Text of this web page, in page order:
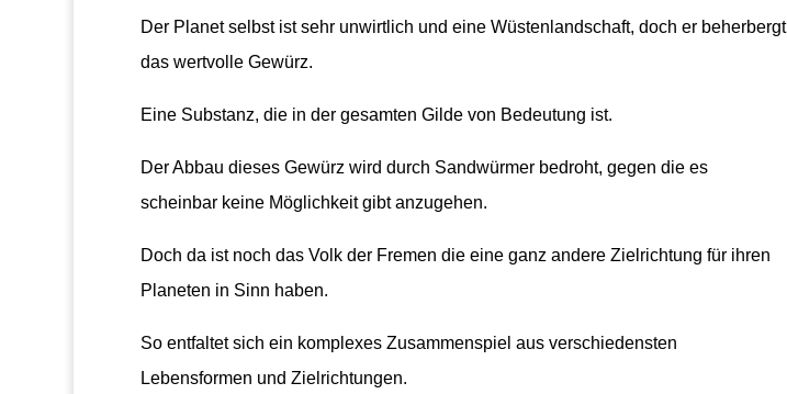
Der Planet selbst ist sehr unwirtlich und eine Wüstenlandschaft, doch er beherbergt
das wertvolle Gewürz.
Eine Substanz, die in der gesamten Gilde von Bedeutung ist.
Der Abbau dieses Gewürz wird durch Sandwürmer bedroht, gegen die es
scheinbar keine Möglichkeit gibt anzugehen.
Doch da ist noch das Volk der Fremen die eine ganz andere Zielrichtung für ihren
Planeten in Sinn haben.
So entfaltet sich ein komplexes Zusammenspiel aus verschiedensten
Lebensformen und Zielrichtungen.